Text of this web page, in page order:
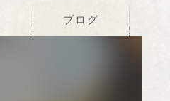
ブログ